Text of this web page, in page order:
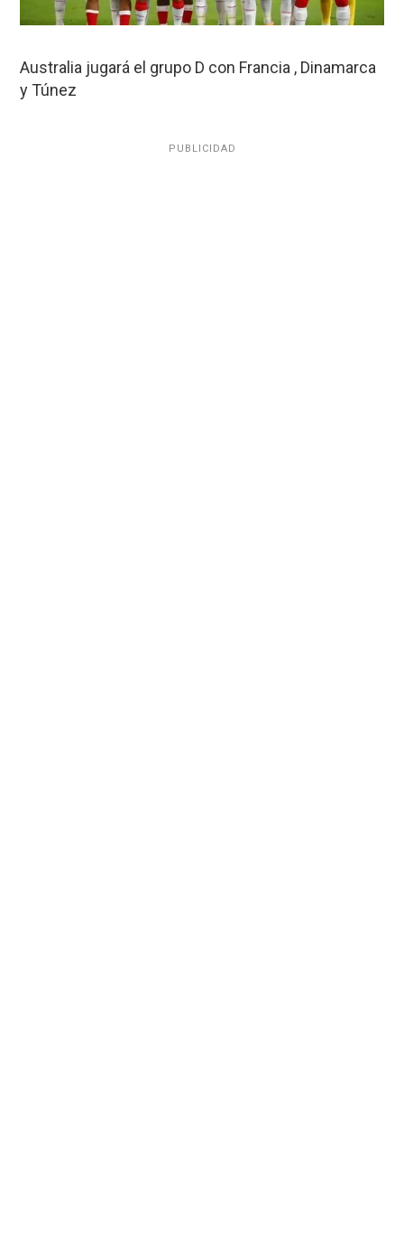
Australia jugará el grupo D con Francia , Dinamarca
y Túnez
PUBLICIDAD